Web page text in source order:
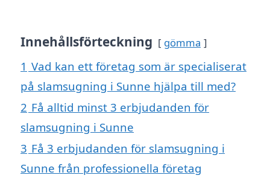
Innehållsförteckning gömma
1 Vad kan ett företag som är specialiserat
på slamsugning i Sunne hjälpa till med?
2 Få alltid minst 3 erbjudanden för
slamsugning i Sunne
3 Få 3 erbjudanden för slamsugning i
Sunne från professionella företag